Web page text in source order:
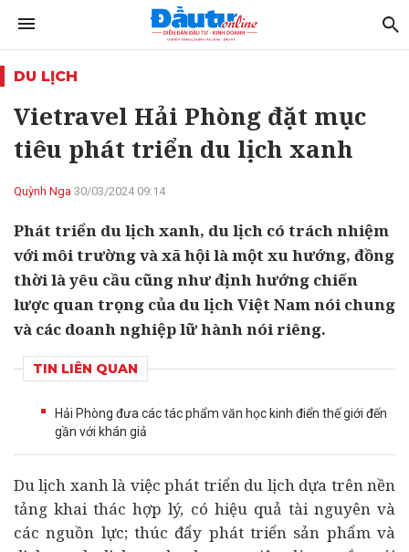
DU LỊCH
Vietravel Hải Phòng đặt mục
tiêu phát triển du lịch xanh
Quỳnh Nga 30/03/2024 09:14
Phát triển du lịch xanh, du lịch có trách nhiệm
với môi trường và xã hội là một xu hướng, đồng
thời là yêu cầu cũng như định hướng chiến
lược quan trọng của du lịch Việt Nam nói chung
và các doanh nghiệp lữ hành nói riêng.
TIN LIÊN QUAN
Hải Phòng đưa các tác phẩm văn học kinh điển thế giới đến
gần với khán giả
Du lịch xanh là việc phát triển du lịch dựa trên nền
tảng khai thác hợp lý, có hiệu quả tài nguyên và
các nguồn lực; thúc đẩy phát triển sản phẩm và